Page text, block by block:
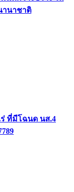
านาชาติ
ที่มีโฉนด นส.4